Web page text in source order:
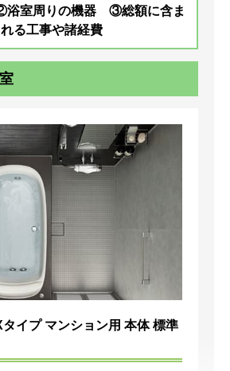
室周りの機器 ③総額に含ま
れる工事や諸経費
イプ マンション用 本体 標準